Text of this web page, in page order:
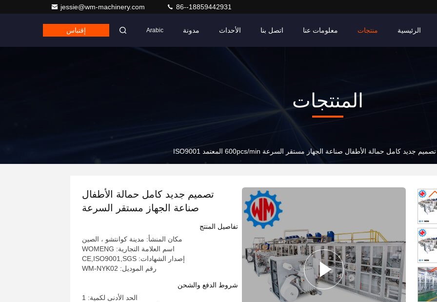
jessie@wm-machinery.com 86--18859442931
الرئيسية منتجات معلومات عنا اتصل بنا الأحداث مدونة Arabic إقتباس
المنتجات
تصميم جديد كامل حمالة الأطفال صناعة الجهاز مستقر السرعة 600pcs/min المعتمد ISO9001
تصميم جديد كامل حمالة الأطفال
صناعة الجهاز مستقر السرعة
تفاصيل المنتج
مكان المنشأ: مدينة كوانتشو ، الصين
اسم العلامة التجارية: WOMENG
إصدار الشهادات: CE,ISO9001,SGS
رقم الموديل: WM-NYK02
شروط الدفع والشحن
الحد الأدنى لكمية: 1